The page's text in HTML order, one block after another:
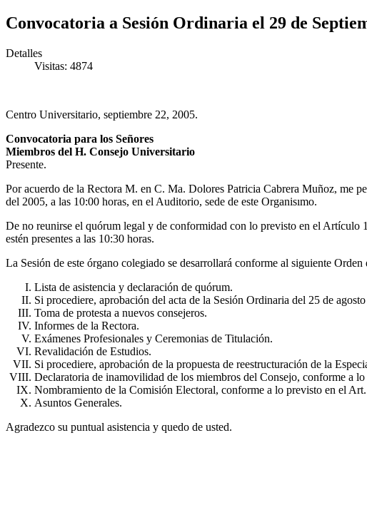
Convocatoria a Sesión Ordinaria el 29 de
Detalles
Visitas: 4874
Centro Universitario, septiembre 22, 2005.
Convocatoria para los Señores
Miembros del H. Consejo Universitario
Presente.
Por acuerdo de la Rectora M. en C. Ma. Dolores Patricia Cabrera Muñoz, me
del 2005, a las 10:00 horas, en el Auditorio, sede de este Organisımo.
De no reunirse el quórum legal y de conformidad con lo previsto en el Artículo
estén presentes a las 10:30 horas.
La Sesión de este órgano colegiado se desarrollará conforme al siguiente Orden
Lista de asistencia y declaración de quórum.
Si procediere, aprobación del acta de la Sesión Ordinaria del 25 de
Toma de protesta a nuevos consejeros.
Informes de la Rectora.
Exámenes Profesionales y Ceremonias de Titulación.
Revalidación de Estudios.
Si procediere, aprobación de la propuesta de reestructuración de la
Declaratoria de inamovilidad de los miembros del Consejo, conforme a
Nombramiento de la Comisión Electoral, conforme a lo previsto en el
Asuntos Generales.
Agradezco su puntual asistencia y quedo de usted.